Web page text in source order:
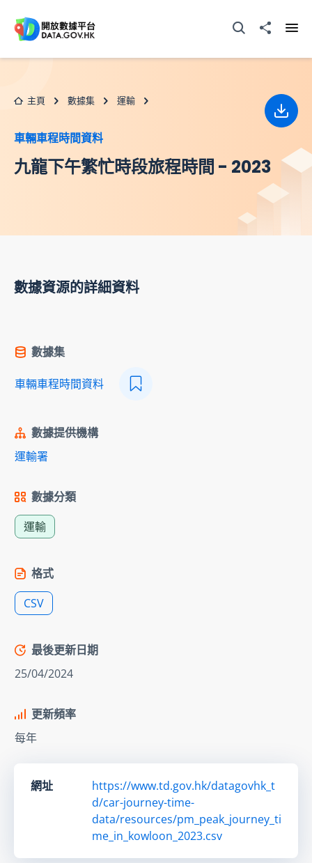
打開搜尋器分享至
主頁 數據集 運輸
車輛車程時間資料
九龍下午繁忙時段旅程時間 - 2023
下載
數據資源的詳細資料
數據集
車輛車程時間資料
數據提供機構
運輸署
數據分類
運輸
格式
CSV
最後更新日期
25/04/2024
更新頻率
每年
網址
https://www.td.gov.hk/datagovhk_t
d/car-journey-time-
data/resources/pm_peak_journey_ti
me_in_kowloon_2023.csv